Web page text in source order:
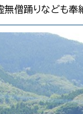
僧踊りなども奉